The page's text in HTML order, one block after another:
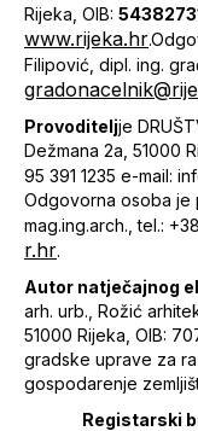
Rijeka, OIB:
www.rijeka.hr
Filipović, dipl. ing.
Provoditeljje
Dežmana 2a, 51000
95 391 1235 e-mail:
Odgovorna osoba je
mag.ing.arch., tel.:
r.hr.
Autor natječajnog
arh. urb., Rožić
51000 Rijeka, OIB:
gradske uprave za
gospodarenje
Registarski